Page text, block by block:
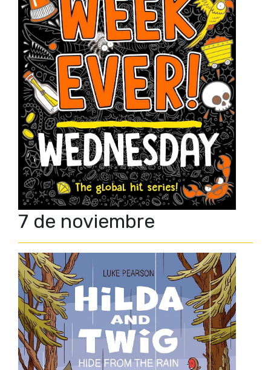
7 de noviembre